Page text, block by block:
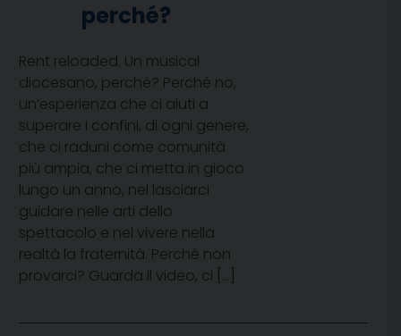
perché?
Rent reloaded. Un musical
diocesano, perché? Perché no,
un’esperienza che ci aiuti a
superare i confini, di ogni genere,
che ci raduni come comunità
più ampia, che ci metta in gioco
lungo un anno, nel lasciarci
guidare nelle arti dello
spettacolo e nel vivere nella
realtà la fraternità. Perché non
provarci? Guarda il video, ci […]